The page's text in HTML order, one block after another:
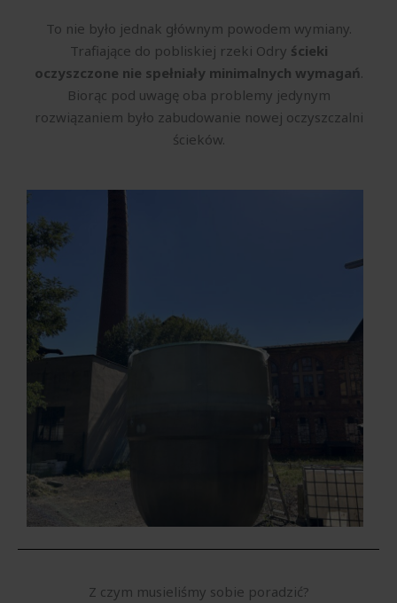
To nie było jednak głównym powodem wymiany.
Trafiające do pobliskiej rzeki Odry ścieki
oczyszczone nie spełniały minimalnych wymagań.
Biorąc pod uwagę oba problemy jedynym
rozwiązaniem było zabudowanie nowej oczyszczalni
ścieków.
Z czym musieliśmy sobie poradzić?